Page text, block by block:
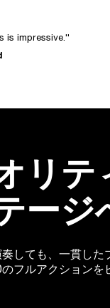
is impressive."
リテ
ージ
しても、一貫した
フルアクションを